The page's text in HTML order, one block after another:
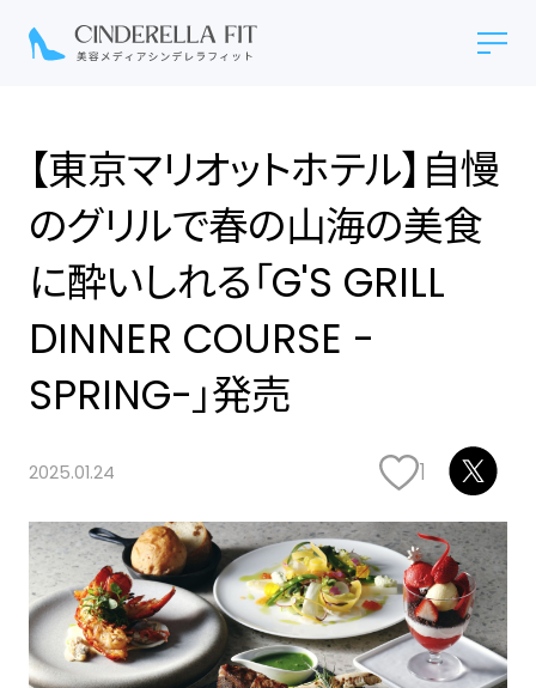
【東京マリオットホテル】自慢
のグリルで春の山海の美食
に酔いしれる「G'S GRILL
DINNER COURSE -
SPRING-」発売
2025.01.24 1